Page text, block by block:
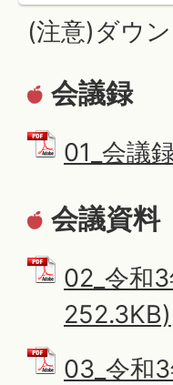
(注意)ダウ
会議録
01_会議
会議資料
02_令和
252.3KB)
03_令和